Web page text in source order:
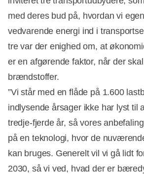
med deres bud på, hvordan vi
vedvarende energi ind i
tre var der enighed om, at
er en afgørende faktor, når der
brændstoffer.
”Vi står med en flåde på 1.600
indlysende årsager ikke har lyst til
tredje-fjerde år, så vores
på en teknologi, hvor de
kan bruges. Generelt vil vi gå lidt
2030, så vi ved, hvad der er